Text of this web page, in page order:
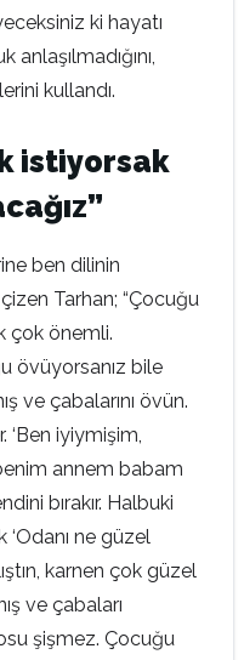
ki hayatı
kullandı.
istiyorsak
ben dilinin
Tarhan; “Çocuğu
çok önemli.
övüyorsanız bile
ve çabalarını övün.
‘Ben iyiymişim,
annem babam
bırakır. Halbuki
‘Odanı ne güzel
karnen çok güzel
ve çabaları
şişmez. Çocuğu